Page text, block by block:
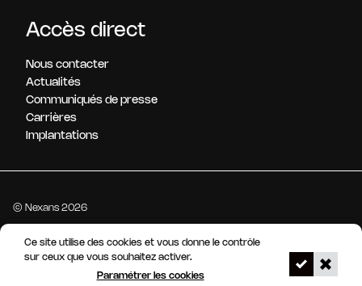
Accès direct
Nous contacter
Actualités
Communiqués de presse
Carrières
Implantations
© Nexans 2026
Gestion des cookies
Accessibilité : non conforme
Notre dispositif d'alerte
Ce site utilise des cookies et vous donne le contrôle
sur ceux que vous souhaitez activer.
Paramétrer les cookies